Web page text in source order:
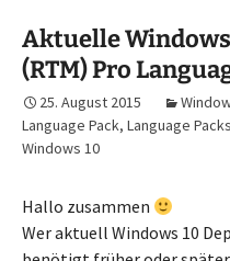
Aktuelle
(RTM) Pro
25. August 2015
Language Pack, Language Packs
Windows 10
Hallo zusammen
Wer aktuell Windows 10